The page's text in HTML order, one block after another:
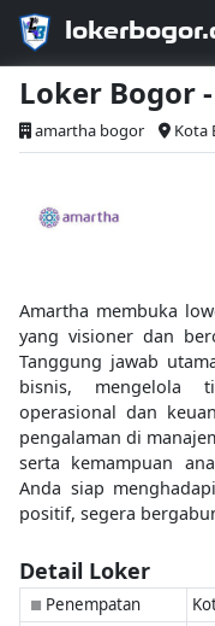
Loker Bogor -
amartha bogor Kota
Amartha membuka
yang visioner dan
Tanggung jawab
bisnis, mengelola
operasional dan
pengalaman di
serta kemampuan
Anda siap
positif, segera
Detail Loker
■ Penempatan